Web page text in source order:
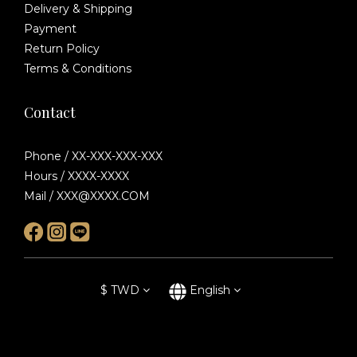
Delivery & Shipping
Payment
Return Policy
Terms & Conditions
Contact
Phone / XX-XXX-XXX-XXX
Hours / XXXX-XXXX
Mail / XXX@XXXX.COM
$ TWD English